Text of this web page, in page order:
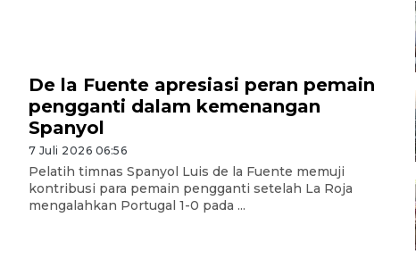
De la Fuente apresiasi peran pemain
pengganti dalam kemenangan
Spanyol
7 Juli 2026 06:56
Pelatih timnas Spanyol Luis de la Fuente memuji
kontribusi para pemain pengganti setelah La Roja
mengalahkan Portugal 1-0 pada ...